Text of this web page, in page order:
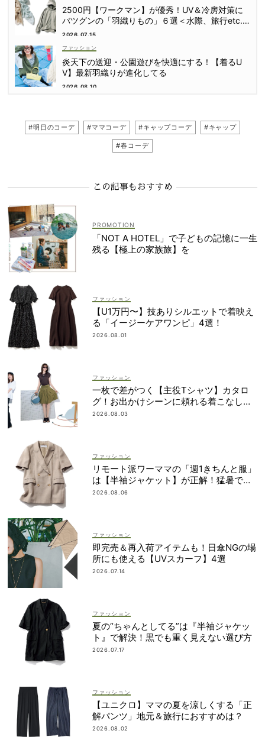
2500円【ワークマン】が優秀！UV＆冷房対策に
バツグンの「羽織りもの」６選＜水際、旅行etc.
＞
2026.07.15
ファッション
炎天下の送迎・公園遊びを快適にする！【着るU
V】最新羽織りが進化してる
2026.08.10
#明日のコーデ #ママコーデ #キャップコーデ #キャップ
#春コーデ
この記事もおすすめ
「NOT A HOTEL」で子どもの記憶に一生
残る【極上の家族旅】を
ファッション
【U1万円〜】技ありシルエットで着映え
る「イージーケアワンピ」4選！
2026.08.01
ファッション
一枚で差がつく【主役Tシャツ】カタロ
グ！お出かけシーンに頼れる着こなし実
例も
2026.08.03
ファッション
リモート派ワーママの「週1きちんと服」
は【半袖ジャケット】が正解！猛暑でも
涼しい名品5選
2026.08.06
ファッション
即完売＆再入荷アイテムも！日傘NGの場
所にも使える【UVスカーフ】4選
2026.07.14
ファッション
夏の“ちゃんとしてる”は『半袖ジャケッ
ト』で解決！黒でも重く見えない選び方
2026.07.17
ファッション
【ユニクロ】ママの夏を涼しくする「正
解パンツ」地元＆旅行におすすめは？
2026.08.02